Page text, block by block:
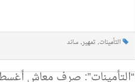
التأمينات, تمهير, ساند
“التأمينات”: صرف معاش